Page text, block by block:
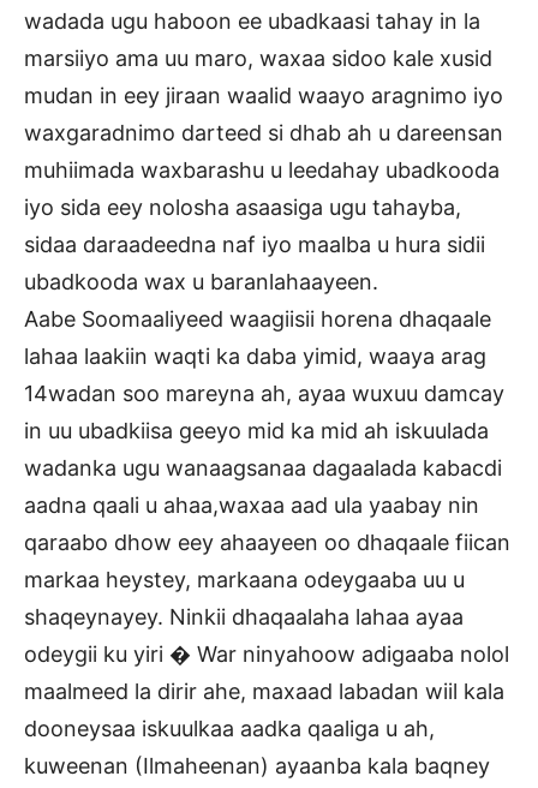
wadada ugu haboon ee ubadkaasi tahay in la
marsiiyo ama uu maro, waxaa sidoo kale xusid
mudan in eey jiraan waalid waayo aragnimo iyo
waxgaradnimo darteed si dhab ah u dareensan
muhiimada waxbarashu u leedahay ubadkooda
iyo sida eey nolosha asaasiga ugu tahayba,
sidaa daraadeedna naf iyo maalba u hura sidii
ubadkooda wax u baranlahaayeen.
Aabe Soomaaliyeed waagiisii horena dhaqaale
lahaa laakiin waqti ka daba yimid, waaya arag
14wadan soo mareyna ah, ayaa wuxuu damcay
in uu ubadkiisa geeyo mid ka mid ah iskuulada
wadanka ugu wanaagsanaa dagaalada kabacdi
aadna qaali u ahaa,waxaa aad ula yaabay nin
qaraabo dhow eey ahaayeen oo dhaqaale fiican
markaa heystey, markaana odeygaaba uu u
shaqeynayey. Ninkii dhaqaalaha lahaa ayaa
odeygii ku yiri � War ninyahoow adigaaba nolol
maalmeed la dirir ahe, maxaad labadan wiil kala
dooneysaa iskuulkaa aadka qaaliga u ah,
kuweenan (Ilmaheenan) ayaanba kala baqney